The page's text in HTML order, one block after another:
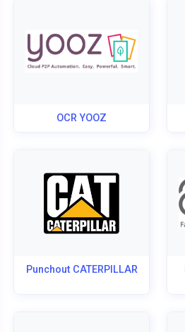
OCR YOOZ
Punchout CATERPILLAR